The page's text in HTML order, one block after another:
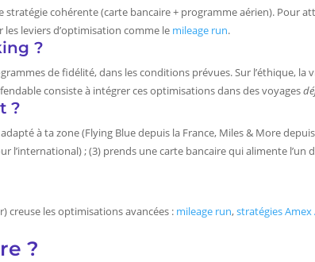
cohérente (carte bancaire + programme aérien). Pour
leviers d’optimisation comme le mileage run.
?
de fidélité, dans les conditions prévues. Sur l’éthique,
consiste à intégrer ces optimisations dans des voyages
?
à ta zone (Flying Blue depuis la France, Miles & More
; (3) prends une carte bancaire qui alimente l’un
creuse les optimisations avancées : mileage run,stratégies Amex
?